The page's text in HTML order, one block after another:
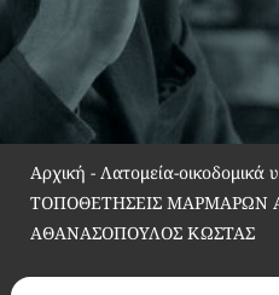
Αρχική - Λατομεία-οικοδομικά
ΤΟΠΟΘΕΤΗΣΕΙΣ ΜΑΡΜΑΡΩΝ
ΑΘΑΝΑΣΟΠΟΥΛΟΣ ΚΩΣΤΑΣ